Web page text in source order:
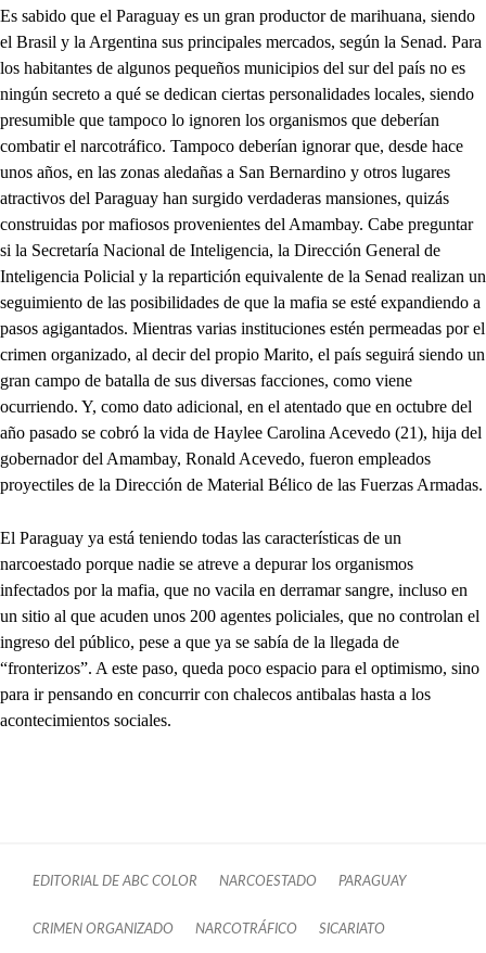
Es sabido que el Paraguay es un gran productor de marihuana, siendo
el Brasil y la Argentina sus principales mercados, según la Senad. Para
los habitantes de algunos pequeños municipios del sur del país no es
ningún secreto a qué se dedican ciertas personalidades locales, siendo
presumible que tampoco lo ignoren los organismos que deberían
combatir el narcotráfico. Tampoco deberían ignorar que, desde hace
unos años, en las zonas aledañas a San Bernardino y otros lugares
atractivos del Paraguay han surgido verdaderas mansiones, quizás
construidas por mafiosos provenientes del Amambay. Cabe preguntar
si la Secretaría Nacional de Inteligencia, la Dirección General de
Inteligencia Policial y la repartición equivalente de la Senad realizan un
seguimiento de las posibilidades de que la mafia se esté expandiendo a
pasos agigantados. Mientras varias instituciones estén permeadas por el
crimen organizado, al decir del propio Marito, el país seguirá siendo un
gran campo de batalla de sus diversas facciones, como viene
ocurriendo. Y, como dato adicional, en el atentado que en octubre del
año pasado se cobró la vida de Haylee Carolina Acevedo (21), hija del
gobernador del Amambay, Ronald Acevedo, fueron empleados
proyectiles de la Dirección de Material Bélico de las Fuerzas Armadas.
El Paraguay ya está teniendo todas las características de un
narcoestado porque nadie se atreve a depurar los organismos
infectados por la mafia, que no vacila en derramar sangre, incluso en
un sitio al que acuden unos 200 agentes policiales, que no controlan el
ingreso del público, pese a que ya se sabía de la llegada de
“fronterizos”. A este paso, queda poco espacio para el optimismo, sino
para ir pensando en concurrir con chalecos antibalas hasta a los
acontecimientos sociales.
EDITORIAL DE ABC COLOR NARCOESTADO PARAGUAY
CRIMEN ORGANIZADO NARCOTRÁFICO SICARIATO